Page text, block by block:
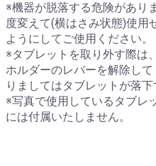
※機器が脱落する危険があり
度変えて(横はさみ状態)使用
ようにしてご使用ください。
※タブレットを取り外す際は
ホルダーのレバーを解除し
りましてはタブレットが落下
※写真で使用しているタブレ
には付属いたしません。